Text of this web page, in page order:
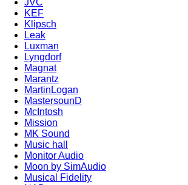
JVC
KEF
Klipsch
Leak
Luxman
Lyngdorf
Magnat
Marantz
MartinLogan
MastersounD
McIntosh
Mission
MK Sound
Music hall
Monitor Audio
Moon by SimAudio
Musical Fidelity